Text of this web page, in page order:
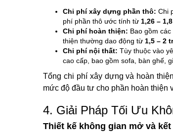
Chi phí xây dựng phần thô: Chi
phí phần thô ước tính từ 1,26 –
Chi phí hoàn thiện: Bao gồm
thiện thường dao động từ 1,5 – 2
Chi phí nội thất: Tùy thuộc vào
cao cấp, bao gồm sofa, bàn ghế,
Tổng chi phí xây dựng và hoàn
mức độ đầu tư cho phần hoàn thiện
4. Giải Pháp Tối Ưu
Thiết kế không gian mở và